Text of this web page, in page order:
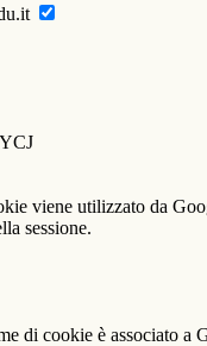
viene utilizzato da
sessione.
di cookie è associato a